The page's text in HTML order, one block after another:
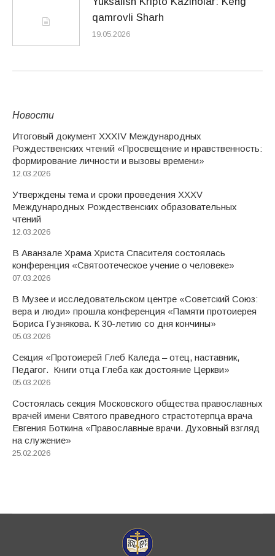
qamrovli Sharh
19.05.2026
Новости
Итоговый документ XXХIV Международных
Рождественских чтений «Просвещение и нравственность:
формирование личности и вызовы времени»
12.03.2026
Утверждены тема и сроки проведения XXXV
Международных Рождественских образовательных
чтений
12.03.2026
В Аванзале Храма Христа Спасителя состоялась
конференция «Святоотеческое учение о человеке»
07.03.2026
В Музее и исследовательском центре «Советский Союз:
вера и люди» прошла конференция «Памяти протоиерея
Бориса Гузнякова. К 30-летию со дня кончины»
05.03.2026
Секция «Протоиерей Глеб Каледа – отец, наставник,
Педагог. Книги отца Глеба как достояние Церкви»
05.03.2026
Состоялась секция Московского общества православных
врачей имени Святого праведного страстотерпца врача
Евгения Боткина «Православные врачи. Духовный взгляд
на служение»
25.02.2026